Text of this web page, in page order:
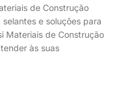
de Construção
e soluções para
Materiais de Construção
às suas